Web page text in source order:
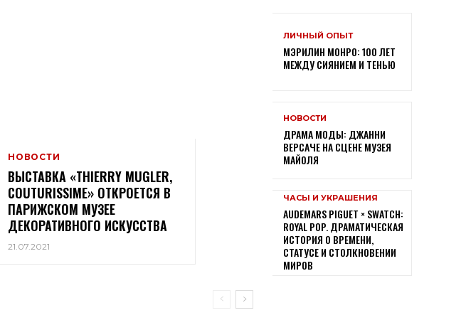
НОВОСТИ
ВЫСТАВКА «THIERRY MUGLER,
COUTURISSIME» ОТКРОЕТСЯ В
ПАРИЖСКОМ МУЗЕЕ
ДЕКОРАТИВНОГО ИСКУССТВА
21.07.2021
ЛИЧНЫЙ ОПЫТ
МЭРИЛИН МОНРО: 100 ЛЕТ
МЕЖДУ СИЯНИЕМ И ТЕНЬЮ
НОВОСТИ
ДРАМА МОДЫ: ДЖАННИ
ВЕРСАЧЕ НА СЦЕНЕ МУЗЕЯ
МАЙОЛЯ
ЧАСЫ И УКРАШЕНИЯ
AUDEMARS PIGUET × SWATCH:
ROYAL POP. ДРАМАТИЧЕСКАЯ
ИСТОРИЯ О ВРЕМЕНИ,
СТАТУСЕ И СТОЛКНОВЕНИИ
МИРОВ